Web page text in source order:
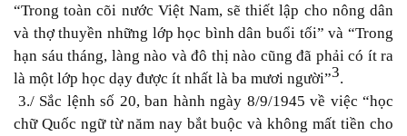
“Trong toàn cõi nước Việt Nam, sẽ thiết lập cho nông dân
và thợ thuyền những lớp học bình dân buổi tối” và “Trong
hạn sáu tháng, làng nào và đô thị nào cũng đã phải có ít ra
là một lớp học dạy được ít nhất là ba mươi người”3.
3./ Sắc lệnh số 20, ban hành ngày 8/9/1945 về việc “học
chữ Quốc ngữ từ năm nay bắt buộc và không mất tiền cho